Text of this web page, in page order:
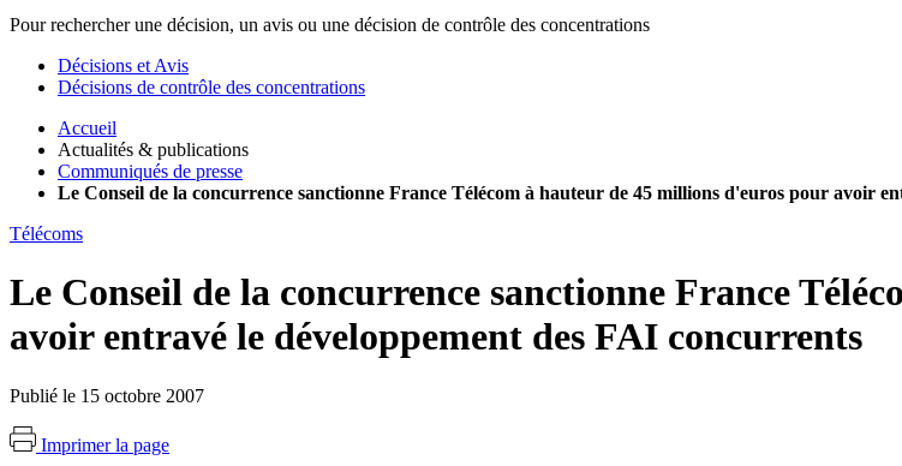
Pour rechercher une décision, un avis ou une décision de contrôle des concentrations
Décisions et Avis
Décisions de contrôle des concentrations
Accueil
Actualités & publications
Communiqués de presse
Le Conseil de la concurrence sanctionne France Télécom à hauteur de 45 millions d'euros pour avoir
Télécoms
Le Conseil de la concurrence sanctionne France
avoir entravé le développement des FAI concurrents
Publié le 15 octobre 2007
Imprimer la page